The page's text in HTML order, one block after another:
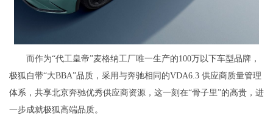
而作为“代工皇帝”麦格纳工厂唯一生产的100万以下车型品牌，
极狐自带“大BBA”品质，采用与奔驰相同的VDA6.3 供应商质量管理
体系，共享北京奔驰优秀供应商资源，这一刻在“骨子里”的高贵，进
一步成就极狐高端品质。